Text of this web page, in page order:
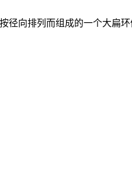
径向排列而组成的一个大扁